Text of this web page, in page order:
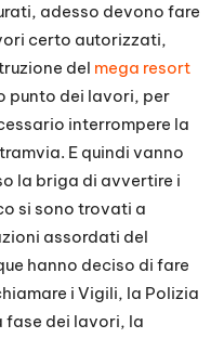
adesso devono fare
certo autorizzati,
del mega resort
punto dei lavori, per
interrompere la
E quindi vanno
la briga di avvertire i
si sono trovati a
assordati del
hanno deciso di fare
i Vigili, la Polizia
fase dei lavori, la